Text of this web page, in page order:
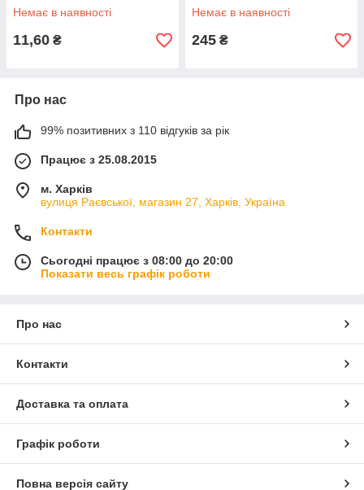
Немає в наявності
11,60 ₴
Немає в наявності
245 ₴
Про нас
99% позитивних з 110 відгуків за рік
Працює з 25.08.2015
м. Харків
вулиця Раєвської, магазин 27, Харків, Україна
Контакти
Сьогодні працює з 08:00 до 20:00
Показати весь графік роботи
Про нас
Контакти
Доставка та оплата
Графік роботи
Повна версія сайту